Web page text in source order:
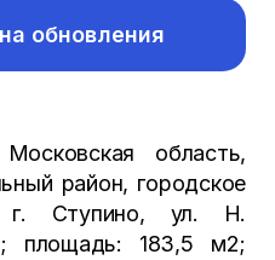
обновления
область,
район, городское
г. Ступино, ул. Н.
площадь: 183,5 м2;